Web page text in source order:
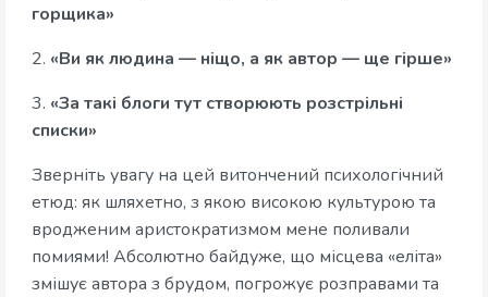
горщика»
2. «Ви як людина — ніщо, а як автор — ще гірше»
3. «За такі блоги тут створюють розстрільні
списки»
Зверніть увагу на цей витончений психологічний
етюд: як шляхетно, з якою високою культурою та
вродженим аристократизмом мене поливали
помиями! Абсолютно байдуже, що місцева «еліта»
змішує автора з брудом, погрожує розправами та